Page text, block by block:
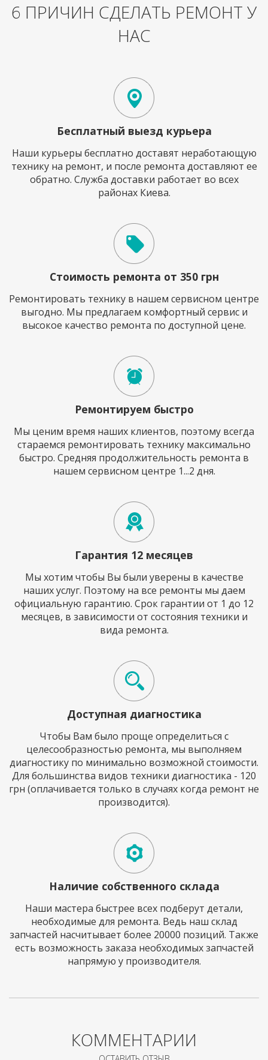
6 ПРИЧИН СДЕЛАТЬ РЕМОНТ У
НАС
Бесплатный выезд курьера
Наши курьеры бесплатно доставят неработающую
технику на ремонт, и после ремонта доставляют ее
обратно. Служба доставки работает во всех
районах Киева.
Стоимость ремонта от 350 грн
Ремонтировать технику в нашем сервисном центре
выгодно. Мы предлагаем комфортный сервис и
высокое качество ремонта по доступной цене.
Ремонтируем быстро
Мы ценим время наших клиентов, поэтому всегда
стараемся ремонтировать технику максимально
быстро. Средняя продолжительность ремонта в
нашем сервисном центре 1...2 дня.
Гарантия 12 месяцев
Мы хотим чтобы Вы были уверены в качестве
наших услуг. Поэтому на все ремонты мы даем
официальную гарантию. Срок гарантии от 1 до 12
месяцев, в зависимости от состояния техники и
вида ремонта.
Доступная диагностика
Чтобы Вам было проще определиться с
целесообразностью ремонта, мы выполняем
диагностику по минимально возможной стоимости.
Для большинства видов техники диагностика - 120
грн (оплачивается только в случаях когда ремонт не
производится).
Наличие собственного склада
Наши мастера быстрее всех подберут детали,
необходимые для ремонта. Ведь наш склад
запчастей насчитывает более 20000 позиций. Также
есть возможность заказа необходимых запчастей
напрямую у производителя.
КОММЕНТАРИИ